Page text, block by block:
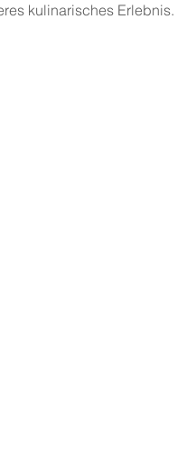
kulinarisches Erlebnis.